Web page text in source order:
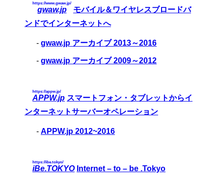
gwaw.jp
https://www.gwaw.jp/
モバイル＆ワイヤレスブロードバ
ンドでインターネットへ
- gwaw.jp アーカイブ 2013～2016
- gwaw.jp アーカイブ 2009～2012
APPW.jp
https://appw.jp/
スマートフォン・タブレットからイ
ンターネットサーバーオペレーション
- APPW.jp 2012~2016
iBe.TOKYO
https://ibe.tokyo/
Internet – to – be .Tokyo